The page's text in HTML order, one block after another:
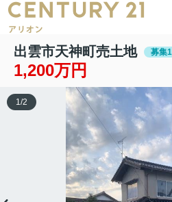
出雲市天神町売土地 募集1
1,200万円
1/2